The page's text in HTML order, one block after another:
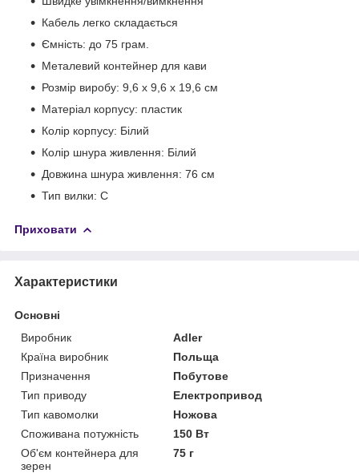
Кабель легко складається
Ємність: до 75 грам.
Металевий контейнер для кави
Розмір виробу: 9,6 х 9,6 х 19,6 см
Матеріал корпусу: пластик
Колір корпусу: Білий
Колір шнура живлення: Білий
Довжина шнура живлення: 76 см
Тип вилки: C
Приховати
Характеристики
Основні
Виробник
Adler
Країна виробник
Польща
Призначення
Побутове
Тип приводу
Електропривод
Тип кавомолки
Ножова
Споживана потужність
150 Вт
Об'єм контейнера для
зерен
75 г